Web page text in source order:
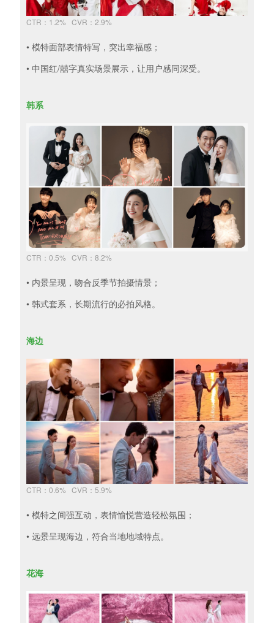
CTR：1.2% CVR：2.9%
• 模特面部表情特写，突出幸福感；
• 中国红/囍字真实场景展示，让用户感同深受。
韩系
CTR：0.5% CVR：8.2%
• 内景呈现，吻合反季节拍摄情景；
• 韩式套系，长期流行的必拍风格。
海边
CTR：0.6% CVR：5.9%
• 模特之间强互动，表情愉悦营造轻松氛围；
• 远景呈现海边，符合当地地域特点。
花海